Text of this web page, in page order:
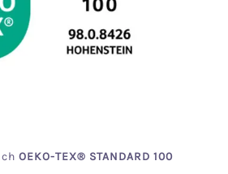
OEKO-TEX® STANDARD 100